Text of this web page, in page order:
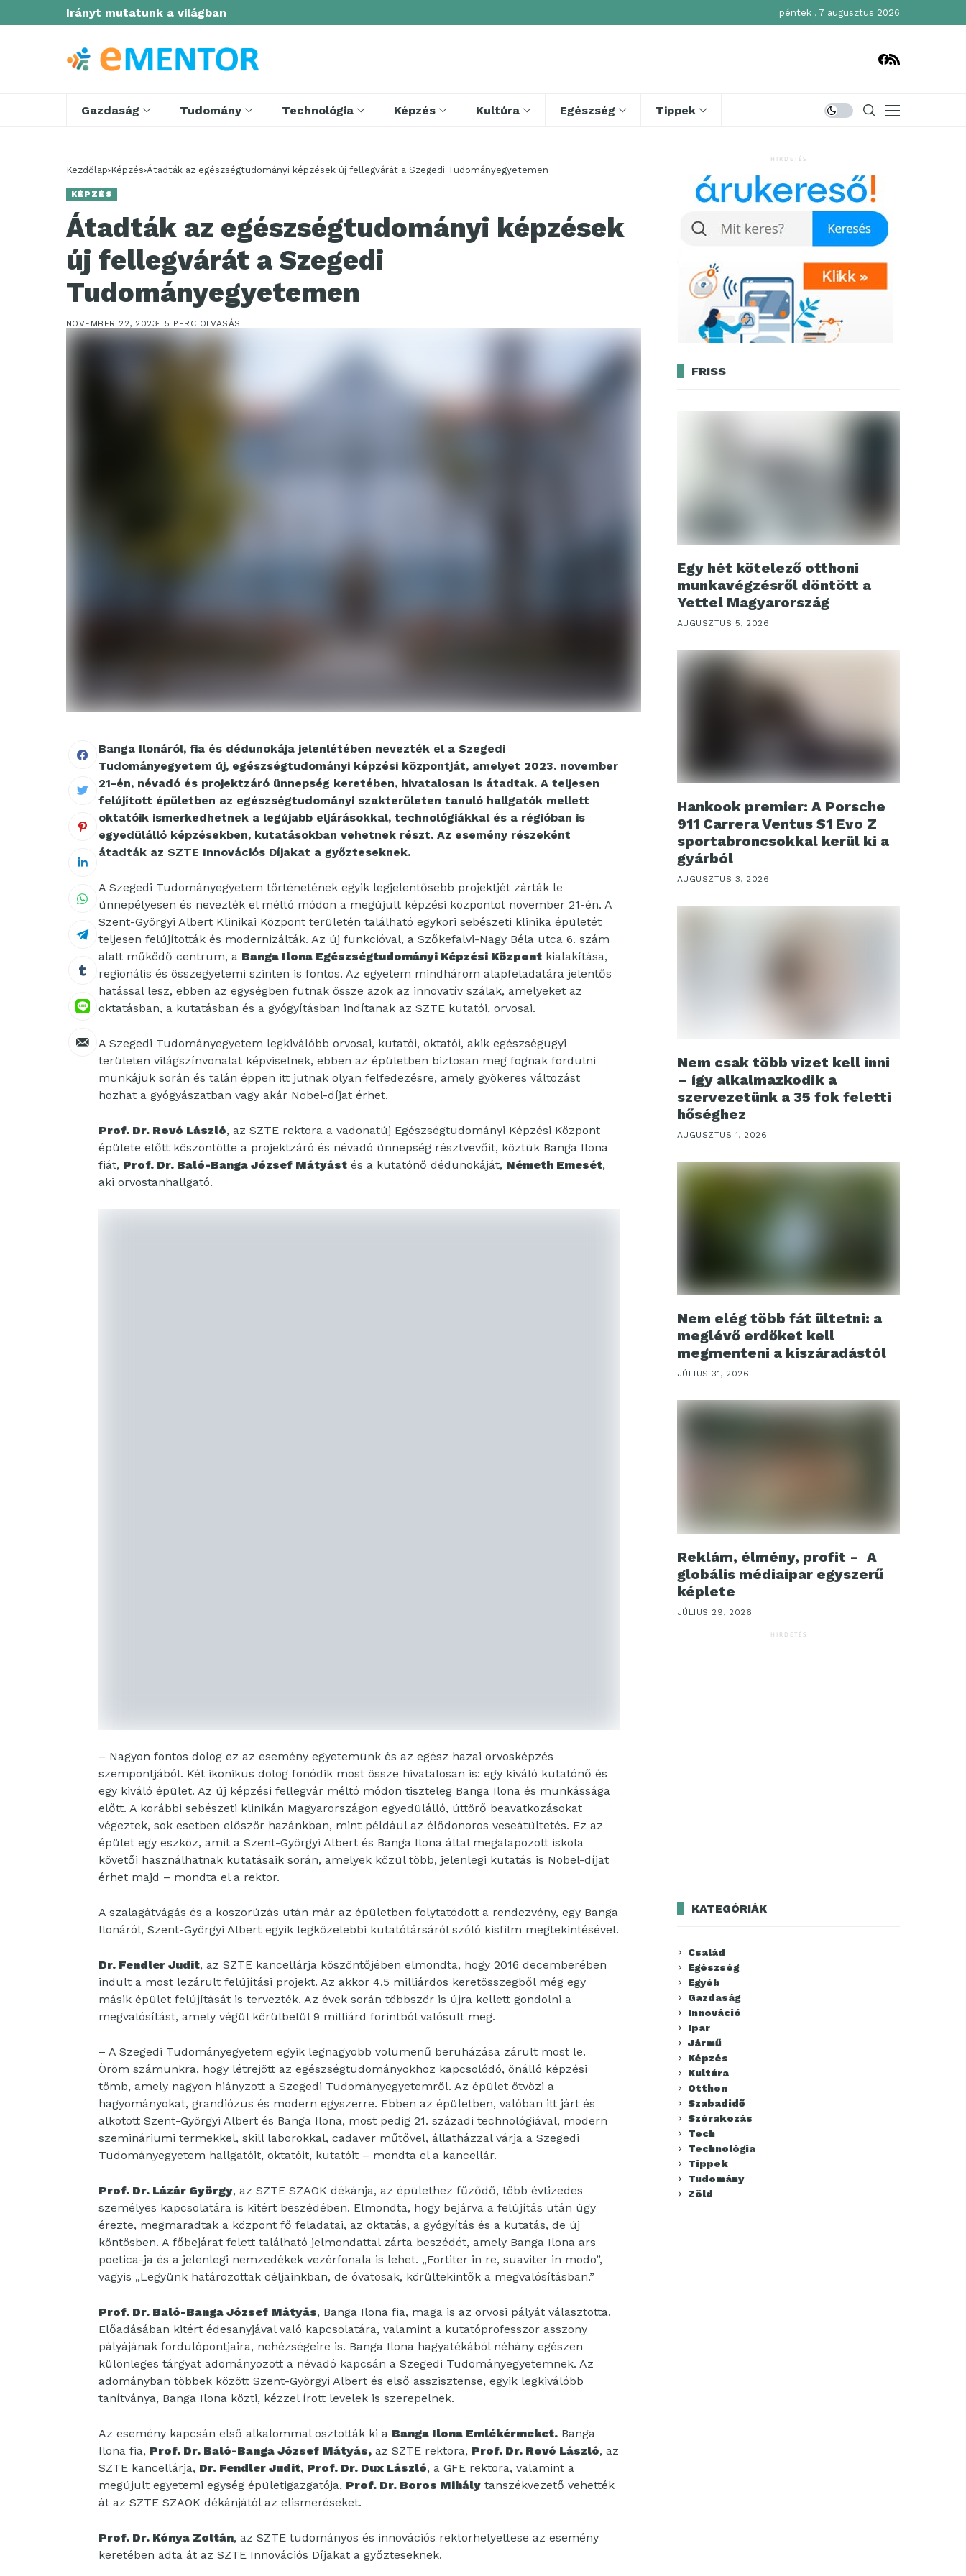
Irányt mutatunk a világban péntek , 7 augusztus 2026
Gazdaság Tudomány Technológia Képzés Kultúra Egészség Tippek
Kezdőlap Képzés Átadták az egészségtudományi képzések új fellegvárát a Szegedi Tudományegyetemen
KÉPZÉS
Átadták az egészségtudományi képzések
új fellegvárát a Szegedi
Tudományegyetemen
NOVEMBER 22, 2023 5 PERC OLVASÁS
Banga Ilonáról, fia és dédunokája jelenlétében nevezték el a Szegedi
Tudományegyetem új, egészségtudományi képzési központját, amelyet 2023. november
21-én, névadó és projektzáró ünnepség keretében, hivatalosan is átadtak. A teljesen
felújított épületben az egészségtudományi szakterületen tanuló hallgatók mellett
oktatóik ismerkedhetnek a legújabb eljárásokkal, technológiákkal és a régióban is
egyedülálló képzésekben, kutatásokban vehetnek részt. Az esemény részeként
átadták az SZTE Innovációs Díjakat a győzteseknek.
A Szegedi Tudományegyetem történetének egyik legjelentősebb projektjét zárták le
ünnepélyesen és nevezték el méltó módon a megújult képzési központot november 21-én. A
Szent-Györgyi Albert Klinikai Központ területén található egykori sebészeti klinika épületét
teljesen felújították és modernizálták. Az új funkcióval, a Szőkefalvi-Nagy Béla utca 6. szám
alatt működő centrum, a Banga Ilona Egészségtudományi Képzési Központ kialakítása,
regionális és összegyetemi szinten is fontos. Az egyetem mindhárom alapfeladatára jelentős
hatással lesz, ebben az egységben futnak össze azok az innovatív szálak, amelyeket az
oktatásban, a kutatásban és a gyógyításban indítanak az SZTE kutatói, orvosai.
A Szegedi Tudományegyetem legkiválóbb orvosai, kutatói, oktatói, akik egészségügyi
területen világszínvonalat képviselnek, ebben az épületben biztosan meg fognak fordulni
munkájuk során és talán éppen itt jutnak olyan felfedezésre, amely gyökeres változást
hozhat a gyógyászatban vagy akár Nobel-díjat érhet.
Prof. Dr. Rovó László, az SZTE rektora a vadonatúj Egészségtudományi Képzési Központ
épülete előtt köszöntötte a projektzáró és névadó ünnepség résztvevőit, köztük Banga Ilona
fiát, Prof. Dr. Baló-Banga József Mátyást és a kutatónő dédunokáját, Németh Emesét,
aki orvostanhallgató.
– Nagyon fontos dolog ez az esemény egyetemünk és az egész hazai orvosképzés
szempontjából. Két ikonikus dolog fonódik most össze hivatalosan is: egy kiváló kutatónő és
egy kiváló épület. Az új képzési fellegvár méltó módon tiszteleg Banga Ilona és munkássága
előtt. A korábbi sebészeti klinikán Magyarországon egyedülálló, úttörő beavatkozásokat
végeztek, sok esetben először hazánkban, mint például az élődonoros veseátültetés. Ez az
épület egy eszköz, amit a Szent-Györgyi Albert és Banga Ilona által megalapozott iskola
követői használhatnak kutatásaik során, amelyek közül több, jelenlegi kutatás is Nobel-díjat
érhet majd – mondta el a rektor.
A szalagátvágás és a koszorúzás után már az épületben folytatódott a rendezvény, egy Banga
Ilonáról, Szent-Györgyi Albert egyik legközelebbi kutatótársáról szóló kisfilm megtekintésével.
Dr. Fendler Judit, az SZTE kancellárja köszöntőjében elmondta, hogy 2016 decemberében
indult a most lezárult felújítási projekt. Az akkor 4,5 milliárdos keretösszegből még egy
másik épület felújítását is tervezték. Az évek során többször is újra kellett gondolni a
megvalósítást, amely végül körülbelül 9 milliárd forintból valósult meg.
– A Szegedi Tudományegyetem egyik legnagyobb volumenű beruházása zárult most le.
Öröm számunkra, hogy létrejött az egészségtudományokhoz kapcsolódó, önálló képzési
tömb, amely nagyon hiányzott a Szegedi Tudományegyetemről. Az épület ötvözi a
hagyományokat, grandiózus és modern egyszerre. Ebben az épületben, valóban itt járt és
alkotott Szent-Györgyi Albert és Banga Ilona, most pedig 21. századi technológiával, modern
szemináriumi termekkel, skill laborokkal, cadaver műtővel, állatházzal várja a Szegedi
Tudományegyetem hallgatóit, oktatóit, kutatóit – mondta el a kancellár.
Prof. Dr. Lázár György, az SZTE SZAOK dékánja, az épülethez fűződő, több évtizedes
személyes kapcsolatára is kitért beszédében. Elmondta, hogy bejárva a felújítás után úgy
érezte, megmaradtak a központ fő feladatai, az oktatás, a gyógyítás és a kutatás, de új
köntösben. A főbejárat felett található jelmondattal zárta beszédét, amely Banga Ilona ars
poetica-ja és a jelenlegi nemzedékek vezérfonala is lehet. „Fortiter in re, suaviter in modo”,
vagyis „Legyünk határozottak céljainkban, de óvatosak, körültekintők a megvalósításban.”
Prof. Dr. Baló-Banga József Mátyás, Banga Ilona fia, maga is az orvosi pályát választotta.
Előadásában kitért édesanyjával való kapcsolatára, valamint a kutatóprofesszor asszony
pályájának fordulópontjaira, nehézségeire is. Banga Ilona hagyatékából néhány egészen
különleges tárgyat adományozott a névadó kapcsán a Szegedi Tudományegyetemnek. Az
adományban többek között Szent-Györgyi Albert és első asszisztense, egyik legkiválóbb
tanítványa, Banga Ilona közti, kézzel írott levelek is szerepelnek.
Az esemény kapcsán első alkalommal osztották ki a Banga Ilona Emlékérmeket. Banga
Ilona fia, Prof. Dr. Baló-Banga József Mátyás, az SZTE rektora, Prof. Dr. Rovó László, az
SZTE kancellárja, Dr. Fendler Judit, Prof. Dr. Dux László, a GFE rektora, valamint a
megújult egyetemi egység épületigazgatója, Prof. Dr. Boros Mihály tanszékvezető vehették
át az SZTE SZAOK dékánjától az elismeréseket.
Prof. Dr. Kónya Zoltán, az SZTE tudományos és innovációs rektorhelyettese az esemény
keretében adta át az SZTE Innovációs Díjakat a győzteseknek.
HIRDETÉS
FRISS
Egy hét kötelező otthoni
munkavégzésről döntött a
Yettel Magyarország
AUGUSZTUS 5, 2026
Hankook premier: A Porsche
911 Carrera Ventus S1 Evo Z
sportabroncsokkal kerül ki a
gyárból
AUGUSZTUS 3, 2026
Nem csak több vizet kell inni
– így alkalmazkodik a
szervezetünk a 35 fok feletti
hőséghez
AUGUSZTUS 1, 2026
Nem elég több fát ültetni: a
meglévő erdőket kell
megmenteni a kiszáradástól
JÚLIUS 31, 2026
Reklám, élmény, profit - A
globális médiaipar egyszerű
képlete
JÚLIUS 29, 2026
HIRDETÉS
KATEGÓRIÁK
Család
Egészség
Egyéb
Gazdaság
Innováció
Ipar
Jármű
Képzés
Kultúra
Otthon
Szabadidő
Szórakozás
Tech
Technológia
Tippek
Tudomány
Zöld